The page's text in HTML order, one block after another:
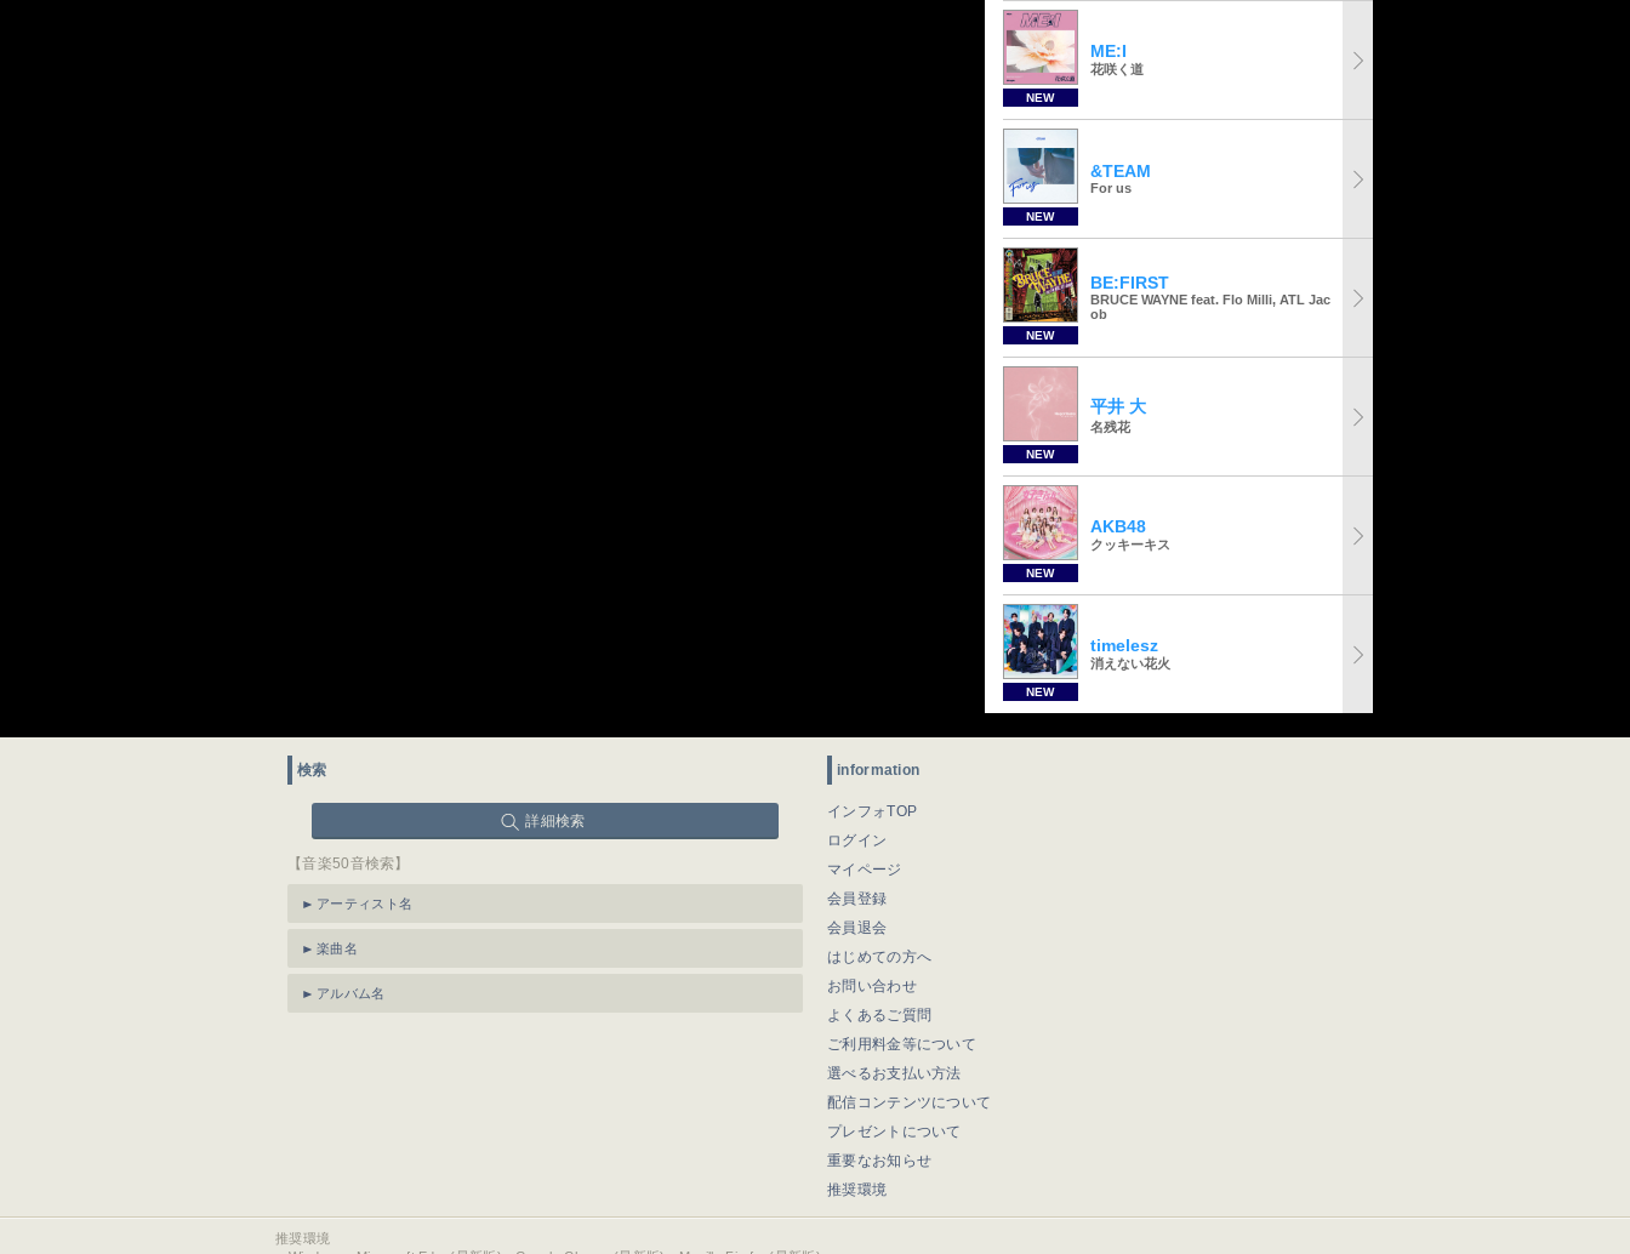
NEW
ME:I
花咲く道
NEW
&TEAM
For us
NEW
BE:FIRST
BRUCE WAYNE feat. Flo Milli, ATL Jac
ob
NEW
平井 大
名残花
NEW
AKB48
クッキーキス
NEW
timelesz
消えない花火
検索
詳細検索
【音楽50音検索】
アーティスト名
楽曲名
アルバム名
information
インフォTOP
ログイン
マイページ
会員登録
会員退会
はじめての方へ
お問い合わせ
よくあるご質問
ご利用料金等について
選べるお支払い方法
配信コンテンツについて
プレゼントについて
重要なお知らせ
推奨環境
推奨環境